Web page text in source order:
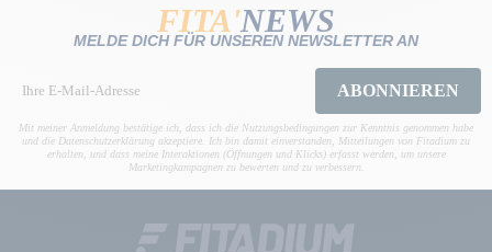
FITA'NEWS
MELDE DICH FÜR UNSEREN NEWSLETTER AN
ABONNIEREN
Mit meiner Anmeldung bestätige ich, dass ich die Nutzungsbedingungen zur Kenntnis genommen habe
und die Datenschutzerklärung akzeptiere. Ich bin damit einverstanden, Mitteilungen von Fitadium zu
erhalten, und dass meine Interaktionen (Öffnungen und Klicks) erfasst werden, um unsere
Marketingkampagnen zu bewerten und zu verbessern.